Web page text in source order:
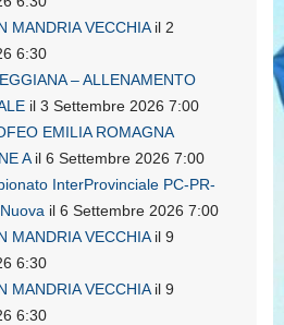
MANDRIA VECCHIAil 2
6:30
– ALLENAMENTO
il 3 Settembre 2026 7:00
EMILIA ROMAGNA
Ail 6 Settembre 2026 7:00
InterProvinciale PC-PR-
il 6 Settembre 2026 7:00
MANDRIA VECCHIAil 9
6:30
MANDRIA VECCHIAil 9
6:30